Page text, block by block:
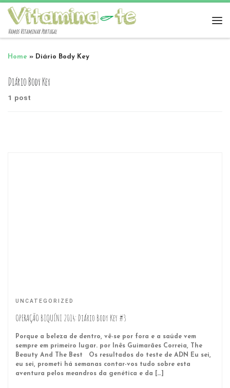
Vamos Vitaminar Portugal
Home » Diário Body Key
Diário Body Key
1 post
UNCATEGORIZED
OPERAÇÃO BIQUÍNI 2014: Diário Body Key #3
Porque a beleza de dentro, vê-se por fora e a saúde vem
sempre em primeiro lugar. por Inês Guimarães Correia, The
Beauty And The Best Os resultados do teste de ADN Eu sei,
eu sei, prometi há semanas contar-vos tudo sobre esta
aventura pelos meandros da genética e da […]